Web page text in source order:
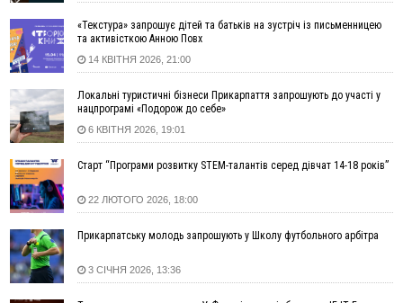
далеко за межами Коломиї
16:42
Поблизу Франківська п'яний на Chevrolet втікав від поліції
16:27
На Прикарпатті триває декларування вогнепальної зброї:
уже зареєстровано 282 одиниці
15:58
Понад 9 тис. прикарпатських вступників отримали
рекомендації до зарахування на бакалаврат у ВНЗ
15:28
Кілька вулиць у Долині тимчасово залишаться без газу
15:02
14:35
Не знає англійську на достатньому рівні. Франківець Лев
кримінального суду
14:14
У Ворохті проведуть Кубок ФЛСУ зі стрибків на лижах,
пам'яті оборонця Богдана Бухонка
«Текстура» запрошує дітей та батьків на зустріч із письменницею
та активісткою Анною Повх
14 КВІТНЯ 2026, 21:00
Локальні туристичні бізнеси Прикарпаття запрошують до участі у
нацпрограмі «Подорож до себе»
6 КВІТНЯ 2026, 19:01
Старт “Програми розвитку STEM-талантів серед дівчат 14-18 років”
22 ЛЮТОГО 2026, 18:00
Прикарпатську молодь запрошують у Школу футбольного арбітра
3 СІЧНЯ 2026, 13:36